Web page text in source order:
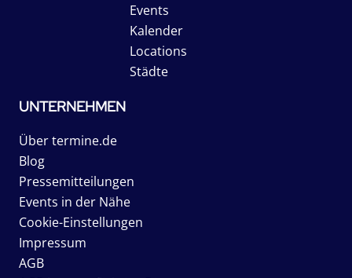
Events
Kalender
Locations
Städte
UNTERNEHMEN
Über termine.de
Blog
Pressemitteilungen
Events in der Nähe
Cookie-Einstellungen
Impressum
AGB